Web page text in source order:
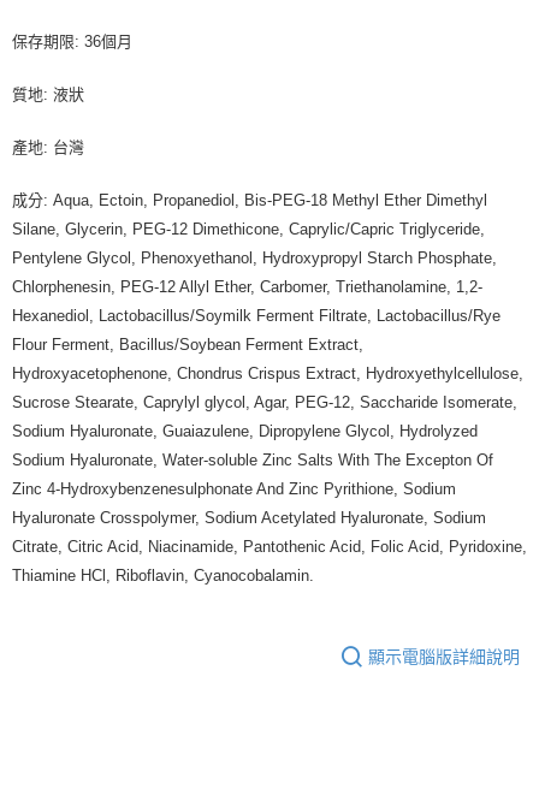
保存期限: 36個月
質地: 液狀
產地: 台灣
成分: Aqua, Ectoin, Propanediol, Bis-PEG-18 Methyl Ether Dimethyl
Silane, Glycerin, PEG-12 Dimethicone, Caprylic/Capric Triglyceride,
Pentylene Glycol, Phenoxyethanol, Hydroxypropyl Starch Phosphate,
Chlorphenesin, PEG-12 Allyl Ether, Carbomer, Triethanolamine, 1,2-
Hexanediol, Lactobacillus/Soymilk Ferment Filtrate, Lactobacillus/Rye
Flour Ferment, Bacillus/Soybean Ferment Extract,
Hydroxyacetophenone, Chondrus Crispus Extract, Hydroxyethylcellulose,
Sucrose Stearate, Caprylyl glycol, Agar, PEG-12, Saccharide Isomerate,
Sodium Hyaluronate, Guaiazulene, Dipropylene Glycol, Hydrolyzed
Sodium Hyaluronate, Water-soluble Zinc Salts With The Excepton Of
Zinc 4-Hydroxybenzenesulphonate And Zinc Pyrithione, Sodium
Hyaluronate Crosspolymer, Sodium Acetylated Hyaluronate, Sodium
Citrate, Citric Acid, Niacinamide, Pantothenic Acid, Folic Acid, Pyridoxine,
Thiamine HCl, Riboflavin, Cyanocobalamin.
顯示電腦版詳細說明